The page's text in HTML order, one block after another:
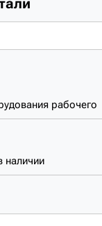
рукояти с рукоятью
рабочего
наличии